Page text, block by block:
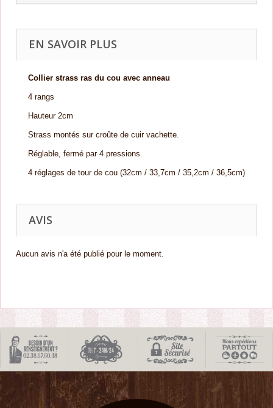
EN SAVOIR PLUS
Collier strass ras du cou avec anneau
4 rangs
Hauteur 2cm
Strass montés sur croûte de cuir vachette.
Réglable, fermé par 4 pressions.
4 réglages de tour de cou (32cm / 33,7cm / 35,2cm / 36,5cm)
AVIS
Aucun avis n'a été publié pour le moment.